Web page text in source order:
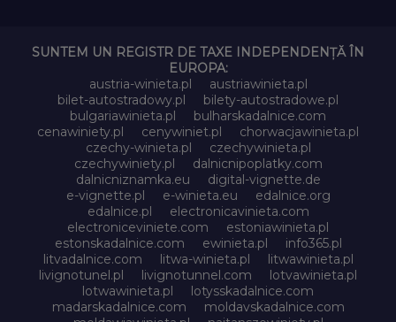
SUNTEM UN REGISTR DE TAXE INDEPENDENȚĂ ÎN
EUROPA:
austria-winieta.pl
austriawinieta.pl
bilet-autostradowy.pl
bilety-autostradowe.pl
bulgariawinieta.pl
bulharskadalnice.com
cenawiniety.pl
cenywiniet.pl
chorwacjawinieta.pl
czechy-winieta.pl
czechywinieta.pl
czechywiniety.pl
dalnicnipoplatky.com
dalnicniznamka.eu
digital-vignette.de
e-vignette.pl
e-winieta.eu
edalnice.org
edalnice.pl
electronicavinieta.com
electroniceviniete.com
estoniawinieta.pl
estonskadalnice.com
ewinieta.pl
info365.pl
litvadalnice.com
litwa-winieta.pl
litwawinieta.pl
livignotunel.pl
livignotunnel.com
lotvawinieta.pl
lotwawinieta.pl
lotysskadalnice.com
madarskadalnice.com
moldavskadalnice.com